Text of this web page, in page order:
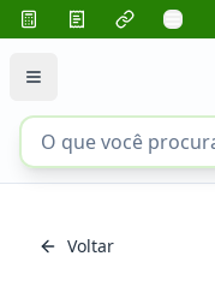
Voltar